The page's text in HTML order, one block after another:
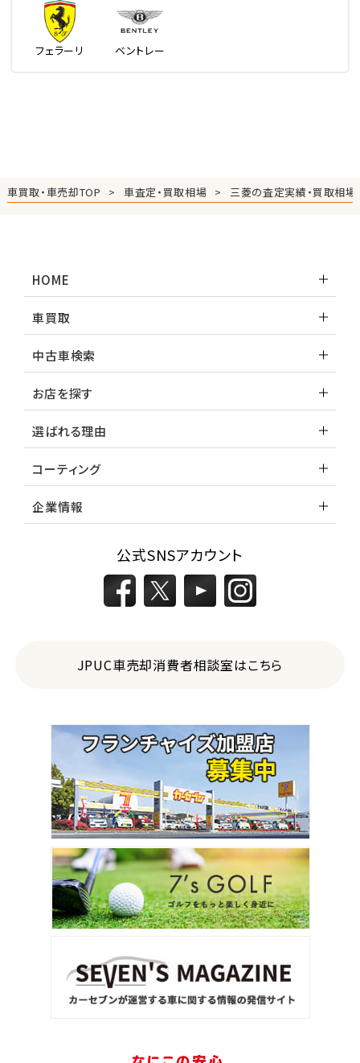
フェラーリ ベントレー
車買取・車売却TOP 車査定・買取相場 三菱の査定実績・買取相場
HOME
車買取
中古車検索
お店を探す
選ばれる理由
コーティング
企業情報
公式SNSアカウント
JPUC車売却消費者相談室はこちら